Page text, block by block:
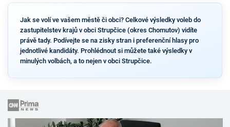
Jak se volí ve vašem městě či obci? Celkové výsledky voleb do
zastupitelstev krajů v obci Strupčice (okres Chomutov) vidíte
právě tady. Podívejte se na zisky stran i preferenční hlasy pro
jednotlivé kandidáty. Prohlédnout si můžete také výsledky v
minulých volbách, a to nejen v obci Strupčice.